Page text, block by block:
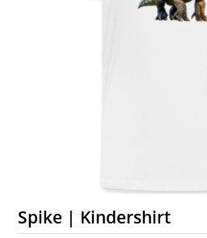
Spike | Kindershirt